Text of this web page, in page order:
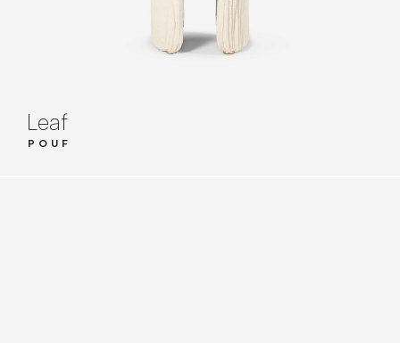
Leaf
POUF